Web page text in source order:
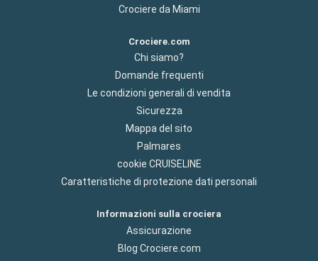
Crociere da Miami
Crociere.com
Chi siamo?
Domande frequenti
Le condizioni generali di vendita
Sicurezza
Mappa del sito
Palmares
cookie CRUISELINE
Caratteristiche di protezione dati personali
Informazioni sulla crociera
Assicurazione
Blog Crociere.com